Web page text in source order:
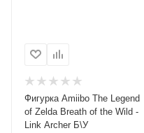
Фигурка Amiibo The Legend
of Zelda Breath of the Wild -
Link Archer Б\У